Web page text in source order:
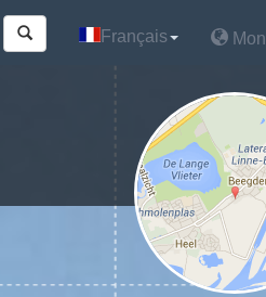
Français
Français